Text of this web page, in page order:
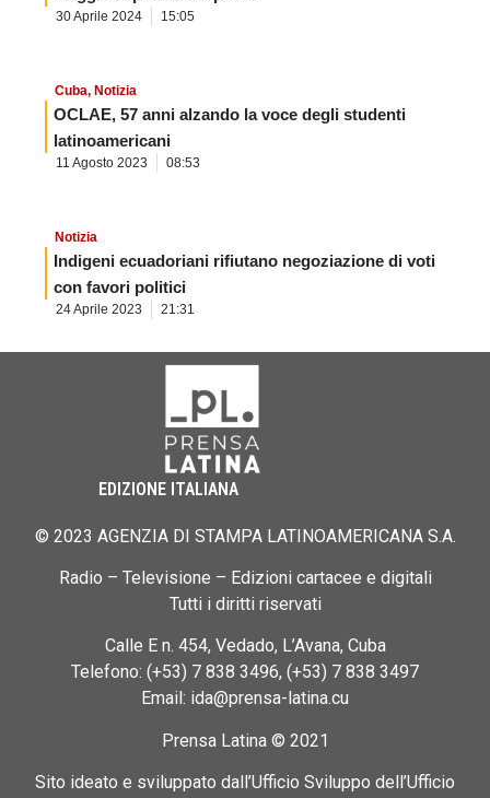
30 Aprile 2024 15:05
Cuba, Notizia
OCLAE, 57 anni alzando la voce degli studenti
latinoamericani
11 Agosto 2023 08:53
Notizia
Indigeni ecuadoriani rifiutano negoziazione di voti
con favori politici
24 Aprile 2023 21:31
EDIZIONE ITALIANA
© 2023 AGENZIA DI STAMPA LATINOAMERICANA S.A.
Radio – Televisione – Edizioni cartacee e digitali
Tutti i diritti riservati
Calle E n. 454, Vedado, L’Avana, Cuba
Telefono: (+53) 7 838 3496, (+53) 7 838 3497
Email: ida@prensa-latina.cu
Prensa Latina © 2021
Sito ideato e sviluppato dall’Ufficio Sviluppo dell’Ufficio